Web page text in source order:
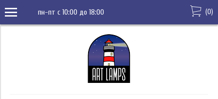
пн-пт с 10:00 до 18:00 (0)